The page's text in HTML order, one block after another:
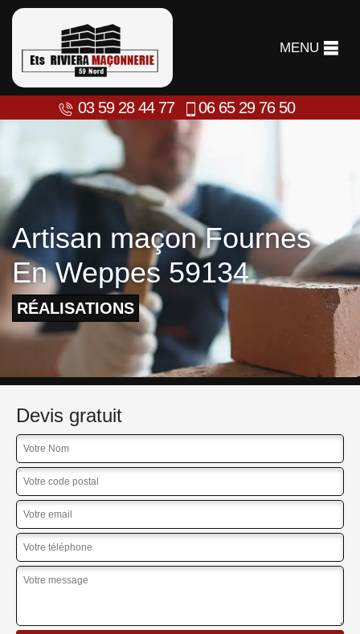
MENU
03 59 28 44 77 06 65 29 76 50
Artisan maçon Fournes
En Weppes 59134
RÉALISATIONS
Devis gratuit